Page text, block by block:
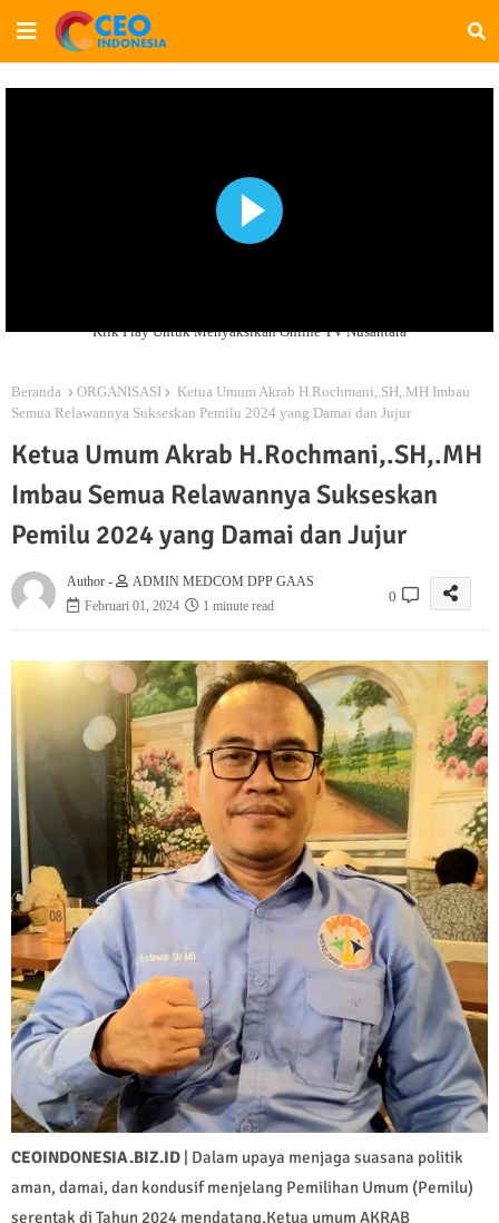
Klik Play Untuk Menyaksikan Online TV Nusantara
Beranda ORGANISASI
Ketua Umum Akrab H.Rochmani,.SH,.MH Imbau
Semua Relawannya Sukseskan Pemilu 2024 yang Damai dan Jujur
Ketua Umum Akrab H.Rochmani,.SH,.MH
Imbau Semua Relawannya Sukseskan
Pemilu 2024 yang Damai dan Jujur
Author -
ADMIN MEDCOM DPP GAAS
Februari 01, 2024
1 minute read
0
CEOINDONESIA.BIZ.ID | Dalam upaya menjaga suasana politik
aman, damai, dan kondusif menjelang Pemilihan Umum (Pemilu)
serentak di Tahun 2024 mendatang.Ketua umum AKRAB